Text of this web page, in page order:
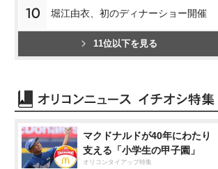
10 堀江由衣、初のディナーショー開催
11位以下を見る
マクドナルドが40年にわたり
支える「小学生の甲子園」
オリコンタイアップ特集